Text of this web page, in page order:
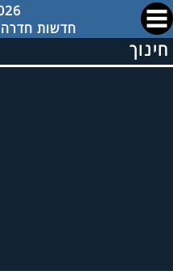
חדשות חדרה
חינוך